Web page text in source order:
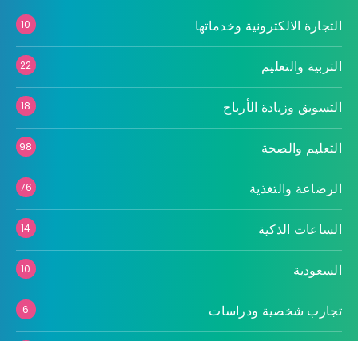
التجارة الالكترونية وخدماتها 10
التربية والتعليم 22
التسويق وزيادة الأرباح 18
التعليم والصحة 98
الرضاعة والتغذية 76
الساعات الذكية 14
السعودية 10
تجارب شخصية ودراسات 6